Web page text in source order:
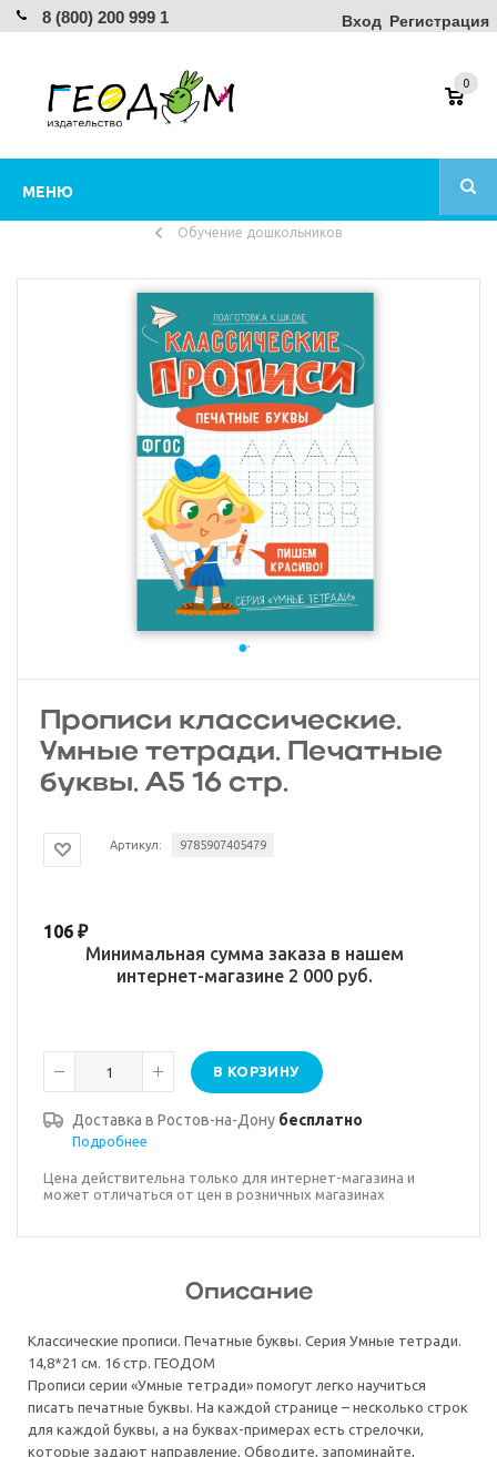
8 (800) 200 999 1 Вход Регистрация
МЕНЮ
0
Обучение дошкольников
Прописи классические.
Умные тетради. Печатные
буквы. А5 16 стр.
Артикул: 9785907405479
106 ₽
Минимальная сумма заказа в нашем
интернет-магазине 2 000 руб.
В КОРЗИНУ
Доставка в Ростов-на-Дону бесплатно
Подробнее
Цена действительна только для интернет-магазина и
может отличаться от цен в розничных магазинах
Описание
Классические прописи. Печатные буквы. Серия Умные тетради.
14,8*21 см. 16 стр. ГЕОДОМ
Прописи серии «Умные тетради» помогут легко научиться
писать печатные буквы. На каждой странице – несколько строк
для каждой буквы, а на буквах-примерах есть стрелочки,
которые задают направление. Обводите, запоминайте,